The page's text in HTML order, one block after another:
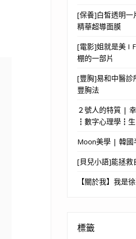
[保養]白皙透明一
精華超導面膜
[電影]姐就是美 I
棚的一部片
[豐胸]易和中醫
豐胸法
２號人的特質 |
┇數字心理學┇生
Moon美學 | 韓國
[貝兒小語]能拯救
【關於我】我是
標籤